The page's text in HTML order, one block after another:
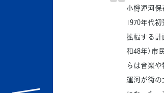
小樽運河保
1970年代
拡幅する
和48年）
らは音楽や
運河が街